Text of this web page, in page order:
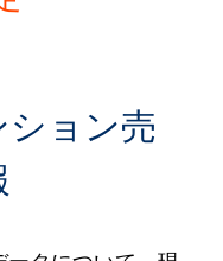
ョン売